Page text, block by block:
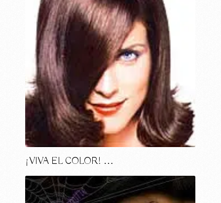
¡VIVA EL COLOR! …